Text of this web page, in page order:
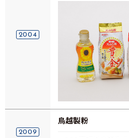
2004
2009
鳥越製粉